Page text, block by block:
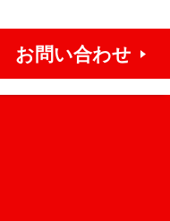
お問い合わせ